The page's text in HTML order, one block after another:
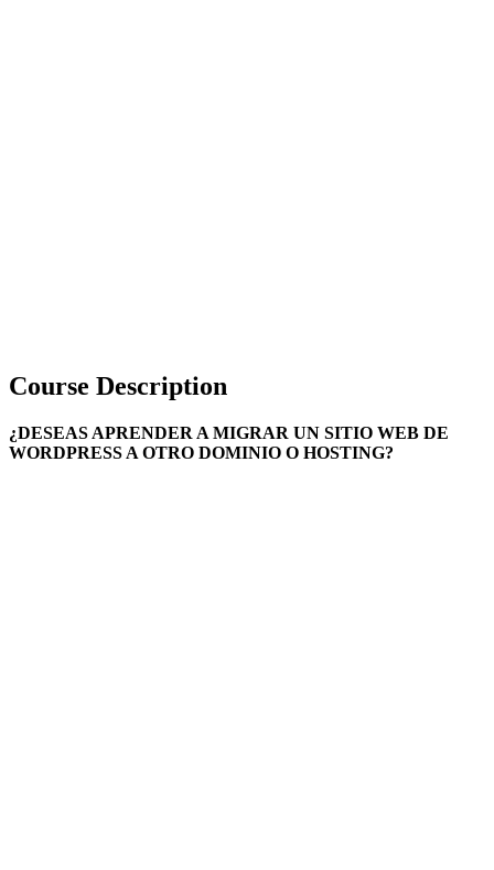
Course Description
¿DESEAS APRENDER A MIGRAR UN SITIO WEB DE
WORDPRESS A OTRO DOMINIO O HOSTING?